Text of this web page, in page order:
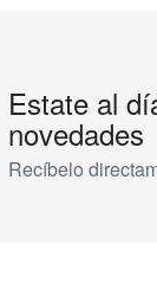
Estate al
novedades
Recíbelo